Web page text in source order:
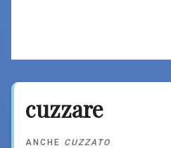
cuzzare
ANCHE CUZZATO